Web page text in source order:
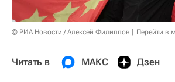
© РИА Новости / Алексей Филиппов Перейти в
Читать в МАКС Дзен